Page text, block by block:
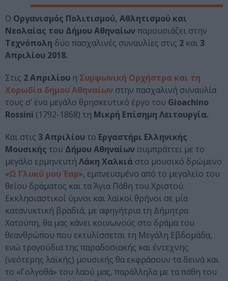
Ο Οργανισμός Πολιτισμού, Αθλητισμού και
Νεολαίας του Δήμου Αθηναίων παρουσιάζει στην
Τεχνόπολη δύο πασχαλινές συναυλίες στις 2 και3
Απριλίου 2018.
Στις 2 Απριλίου η Συμφωνική Ορχήστρα και τη
Χορωδία δήμου Αθηναίων στην πασχαλινή συναυλία
τους σ’ ένα μεγάλο θρησκευτικό έργο του Gioachino
Rossini (1792-1868) τη Μικρή Επίσημη Λειτουργία.
Και στις 3 Απριλίου το Εργαστήρι Ελληνικής
Μουσικής του Δήμου Αθηναίων συμπράττει με το
μεγάλο ερμηνευτή Λάκη Χαλκιά στο μουσικό δρώμενο
«Ω Γλυκύ μου Έαρ», εμπνευσμένο από το μεγαλείο του
θείου δράματος και τα Άγια Πάθη του Χριστού.
Εκκλησιαστικοί ύμνοι και λαϊκοί θρήνοι σε μία
κατανυκτική βραδιά, με αφηγήτρια τη Δήμητρα
Χατούπη, θα μας κάνει κοινωνούς στο δράμα του
θεανθρώπου που εκτυλίσσεται τη Μεγάλη Εβδομάδα,
ενώ τραγούδια της παραδοσιακής και έντεχνης
(νεότερης λαϊκής) μουσικής θα εκφράσουν τα δεινά και
το «Γολγοθά» του λαού μας, παράλληλα με τα πάθη του